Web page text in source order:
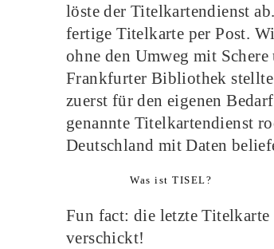
löste der Titelkartendienst
fertige Titelkarte per Post.
ohne den Umweg mit
Frankfurter Bibliothek
zuerst für den eigenen
genannte Titelkartendienst
Deutschland mit Daten
Was ist TISEL?
Fun fact: die letzte Titelkarte
verschickt!